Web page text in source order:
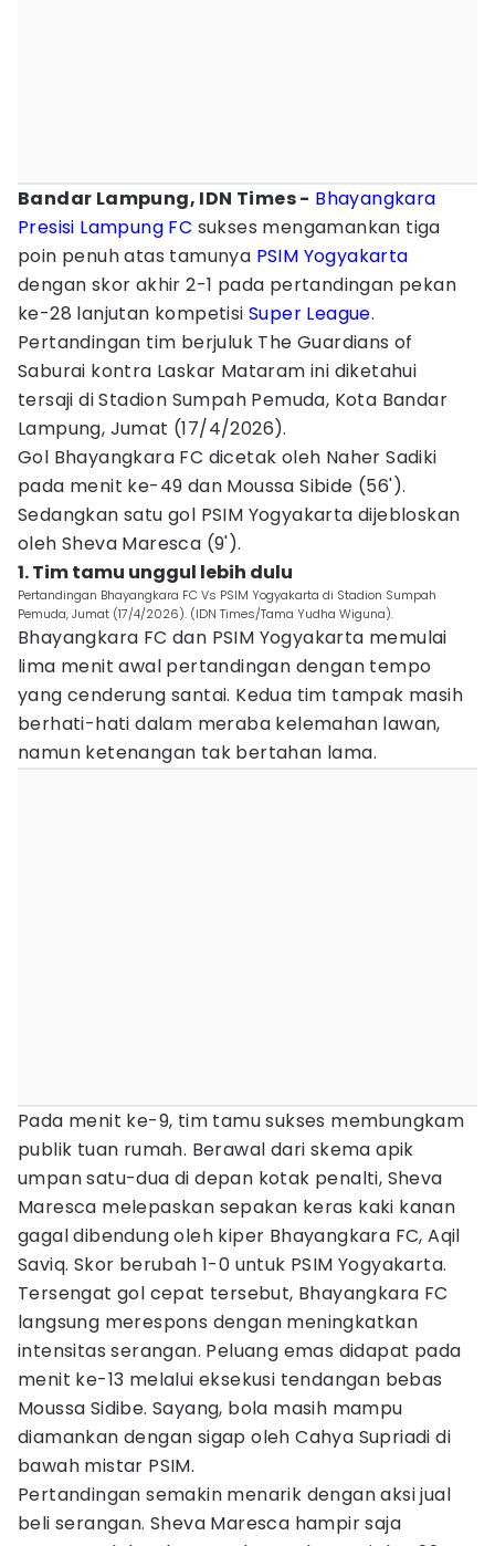
Bandar Lampung, IDN Times - Bhayangkara
Presisi Lampung FC sukses mengamankan tiga
poin penuh atas tamunya PSIM Yogyakarta
dengan skor akhir 2-1 pada pertandingan pekan
ke-28 lanjutan kompetisi Super League.
Pertandingan tim berjuluk The Guardians of
Saburai kontra Laskar Mataram ini diketahui
tersaji di Stadion Sumpah Pemuda, Kota Bandar
Lampung, Jumat (17/4/2026).
Gol Bhayangkara FC dicetak oleh Naher Sadiki
pada menit ke-49 dan Moussa Sibide (56').
Sedangkan satu gol PSIM Yogyakarta dijebloskan
oleh Sheva Maresca (9').
1. ​Tim tamu unggul lebih dulu
Pertandingan Bhayangkara FC Vs PSIM Yogyakarta di Stadion Sumpah
Pemuda, Jumat (17/4/2026). (IDN Times/Tama Yudha Wiguna).
Bhayangkara FC dan PSIM Yogyakarta memulai
lima menit awal pertandingan dengan tempo
yang cenderung santai. Kedua tim tampak masih
berhati-hati dalam meraba kelemahan lawan,
namun ketenangan tak bertahan lama.
​Pada menit ke-9, tim tamu sukses membungkam
publik tuan rumah. Berawal dari skema apik
umpan satu-dua di depan kotak penalti, Sheva
Maresca melepaskan sepakan keras kaki kanan
gagal dibendung oleh kiper Bhayangkara FC, Aqil
Saviq. Skor berubah 1-0 untuk PSIM Yogyakarta.
​Tersengat gol cepat tersebut, Bhayangkara FC
langsung merespons dengan meningkatkan
intensitas serangan. Peluang emas didapat pada
menit ke-13 melalui eksekusi tendangan bebas
Moussa Sidibe. Sayang, bola masih mampu
diamankan dengan sigap oleh Cahya Supriadi di
bawah mistar PSIM.
​Pertandingan semakin menarik dengan aksi jual
beli serangan. Sheva Maresca hampir saja